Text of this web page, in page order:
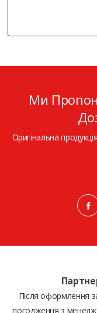
Ми
Оригінальна
Після оформлення
погодження з